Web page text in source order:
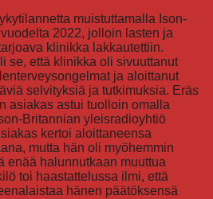
muistuttamalla Ison-
2022, jolloin lasten ja
klinikka lakkautettiin.
se, että klinikka oli sivuuttanut
ja aloittanut
selvityksiä ja tutkimuksia. Eräs
asiakas astui tuolloin omalla
Britannian yleisradioyhtiö
kertoi aloittaneensa
mutta hän oli myöhemmin
enää halunnutkaan muuttua
toi haastattelussa ilmi, että
hänen päätöksensä